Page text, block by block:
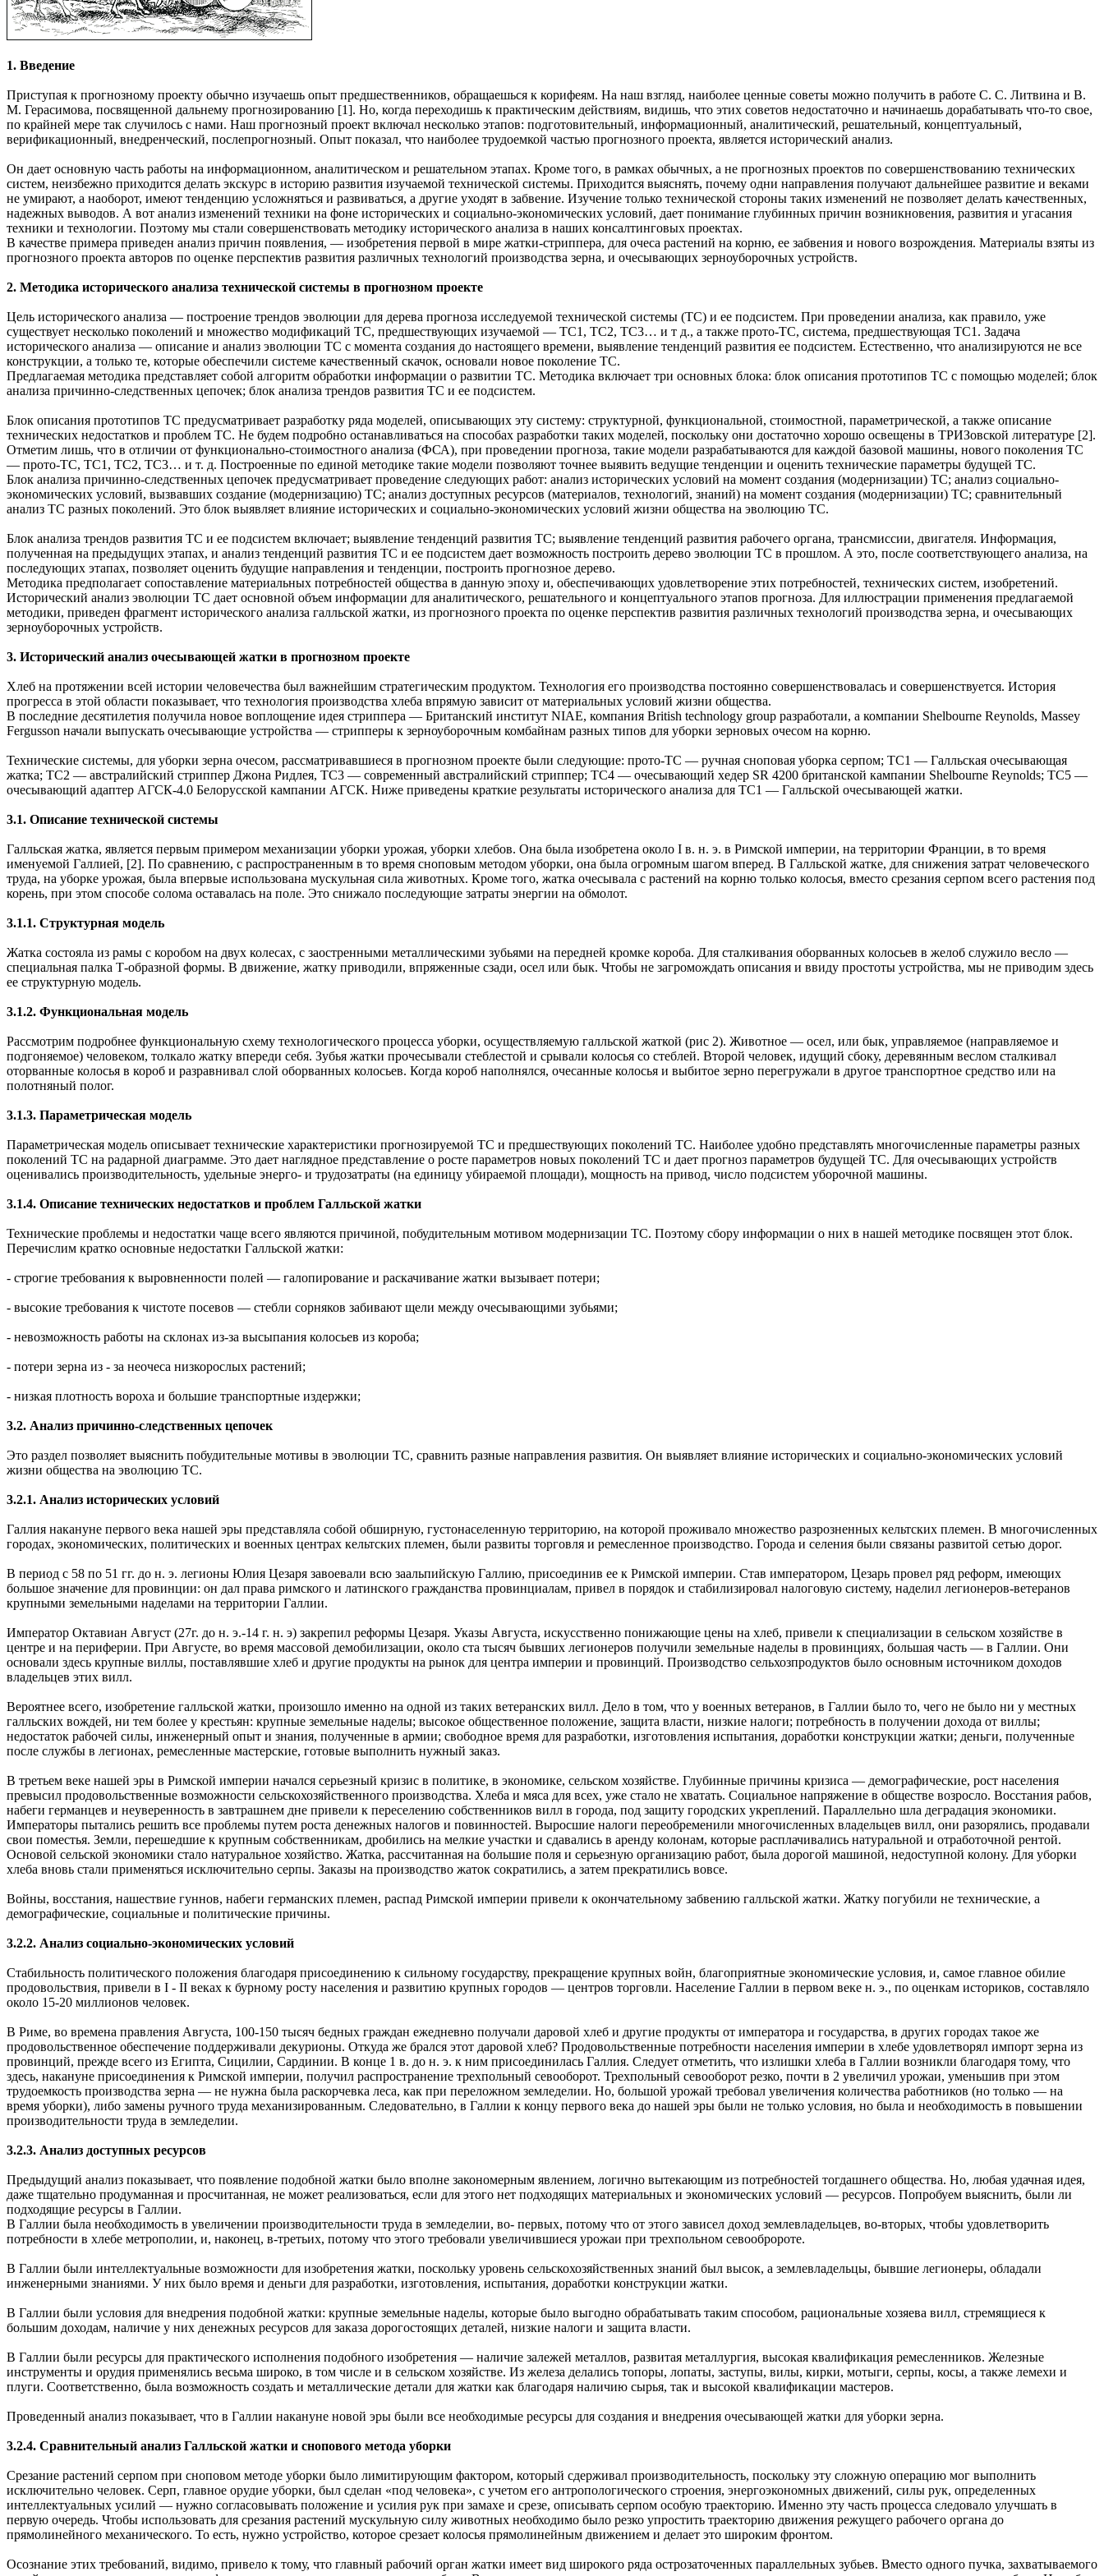
1. Введение
Приступая к прогнозному проекту обычно изучаешь опыт предшественников, обращаешься к корифеям. На наш взгляд, наиболее ценные советы можно получить в работе С. С. Литвина и В.
М. Герасимова, посвященной дальнему прогнозированию [1]. Но, когда переходишь к практическим действиям, видишь, что этих советов недостаточно и начинаешь дорабатывать что-то свое,
по крайней мере так случилось с нами. Наш прогнозный проект включал несколько этапов: подготовительный, информационный, аналитический, решательный, концептуальный,
верификационный, внедренческий, послепрогнозный. Опыт показал, что наиболее трудоемкой частью прогнозного проекта, является исторический анализ.
Он дает основную часть работы на информационном, аналитическом и решательном этапах. Кроме того, в рамках обычных, а не прогнозных проектов по совершенствованию технических
систем, неизбежно приходится делать экскурс в историю развития изучаемой технической системы. Приходится выяснять, почему одни направления получают дальнейшее развитие и веками
не умирают, а наоборот, имеют тенденцию усложняться и развиваться, а другие уходят в забвение. Изучение только технической стороны таких изменений не позволяет делать качественных,
надежных выводов. А вот анализ изменений техники на фоне исторических и социально-экономических условий, дает понимание глубинных причин возникновения, развития и угасания
техники и технологии. Поэтому мы стали совершенствовать методику исторического анализа в наших консалтинговых проектах.
В качестве примера приведен анализ причин появления, — изобретения первой в мире жатки-стриппера, для очеса растений на корню, ее забвения и нового возрождения. Материалы взяты из
прогнозного проекта авторов по оценке перспектив развития различных технологий производства зерна, и очесывающих зерноуборочных устройств.
2. Методика исторического анализа технической системы в прогнозном проекте
Цель исторического анализа — построение трендов эволюции для дерева прогноза исследуемой технической системы (ТС) и ее подсистем. При проведении анализа, как правило, уже
существует несколько поколений и множество модификаций ТС, предшествующих изучаемой — ТС1, ТС2, ТС3… и т д., а также прото-ТС, система, предшествующая ТС1. Задача
исторического анализа — описание и анализ эволюции ТС с момента создания до настоящего времени, выявление тенденций развития ее подсистем. Естественно, что анализируются не все
конструкции, а только те, которые обеспечили системе качественный скачок, основали новое поколение ТС.
Предлагаемая методика представляет собой алгоритм обработки информации о развитии ТС. Методика включает три основных блока: блок описания прототипов ТС с помощью моделей; блок
анализа причинно-следственных цепочек; блок анализа трендов развития ТС и ее подсистем.
Блок описания прототипов ТС предусматривает разработку ряда моделей, описывающих эту систему: структурной, функциональной, стоимостной, параметрической, а также описание
технических недостатков и проблем ТС. Не будем подробно останавливаться на способах разработки таких моделей, поскольку они достаточно хорошо освещены в ТРИЗовской литературе [2].
Отметим лишь, что в отличии от функционально-стоимостного анализа (ФСА), при проведении прогноза, такие модели разрабатываются для каждой базовой машины, нового поколения ТС
— прото-ТС, ТС1, ТС2, ТС3… и т. д. Построенные по единой методике такие модели позволяют точнее выявить ведущие тенденции и оценить технические параметры будущей ТС.
Блок анализа причинно-следственных цепочек предусматривает проведение следующих работ: анализ исторических условий на момент создания (модернизации) ТС; анализ социально-
экономических условий, вызвавших создание (модернизацию) ТС; анализ доступных ресурсов (материалов, технологий, знаний) на момент создания (модернизации) ТС; сравнительный
анализ ТС разных поколений. Это блок выявляет влияние исторических и социально-экономических условий жизни общества на эволюцию ТС.
Блок анализа трендов развития ТС и ее подсистем включает; выявление тенденций развития ТС; выявление тенденций развития рабочего органа, трансмиссии, двигателя. Информация,
полученная на предыдущих этапах, и анализ тенденций развития ТС и ее подсистем дает возможность построить дерево эволюции ТС в прошлом. А это, после соответствующего анализа, на
последующих этапах, позволяет оценить будущие направления и тенденции, построить прогнозное дерево.
Методика предполагает сопоставление материальных потребностей общества в данную эпоху и, обеспечивающих удовлетворение этих потребностей, технических систем, изобретений.
Исторический анализ эволюции ТС дает основной объем информации для аналитического, решательного и концептуального этапов прогноза. Для иллюстрации применения предлагаемой
методики, приведен фрагмент исторического анализа галльской жатки, из прогнозного проекта по оценке перспектив развития различных технологий производства зерна, и очесывающих
зерноуборочных устройств.
3. Исторический анализ очесывающей жатки в прогнозном проекте
Хлеб на протяжении всей истории человечества был важнейшим стратегическим продуктом. Технология его производства постоянно совершенствовалась и совершенствуется. История
прогресса в этой области показывает, что технология производства хлеба впрямую зависит от материальных условий жизни общества.
В последние десятилетия получила новое воплощение идея стриппера — Британский институт NIAE, компания British technology group разработали, а компании Shelbourne Reynolds, Massey
Fergusson начали выпускать очесывающие устройства — стрипперы к зерноуборочным комбайнам разных типов для уборки зерновых очесом на корню.
Технические системы, для уборки зерна очесом, рассматривавшиеся в прогнозном проекте были следующие: прото-ТС — ручная сноповая уборка серпом; ТС1 — Галльская очесывающая
жатка; ТС2 — австралийский стриппер Джона Ридлея, ТС3 — современный австралийский стриппер; ТС4 — очесывающий хедер SR 4200 британской кампании Shelbourne Reynolds; ТС5 —
очесывающий адаптер АГСК-4.0 Белорусской кампании АГСК. Ниже приведены краткие результаты исторического анализа для ТС1 — Галльской очесывающей жатки.
3.1. Описание технической системы
Галльская жатка, является первым примером механизации уборки урожая, уборки хлебов. Она была изобретена около I в. н. э. в Римской империи, на территории Франции, в то время
именуемой Галлией, [2]. По сравнению, с распространенным в то время сноповым методом уборки, она была огромным шагом вперед. В Галльской жатке, для снижения затрат человеческого
труда, на уборке урожая, была впервые использована мускульная сила животных. Кроме того, жатка очесывала с растений на корню только колосья, вместо срезания серпом всего растения под
корень, при этом способе солома оставалась на поле. Это снижало последующие затраты энергии на обмолот.
3.1.1. Структурная модель
Жатка состояла из рамы с коробом на двух колесах, с заостренными металлическими зубьями на передней кромке короба. Для сталкивания оборванных колосьев в желоб служило весло —
специальная палка Т-образной формы. В движение, жатку приводили, впряженные сзади, осел или бык. Чтобы не загромождать описания и ввиду простоты устройства, мы не приводим здесь
ее структурную модель.
3.1.2. Функциональная модель
Рассмотрим подробнее функциональную схему технологического процесса уборки, осуществляемую галльской жаткой (рис 2). Животное — осел, или бык, управляемое (направляемое и
подгоняемое) человеком, толкало жатку впереди себя. Зубья жатки прочесывали стеблестой и срывали колосья со стеблей. Второй человек, идущий сбоку, деревянным веслом сталкивал
оторванные колосья в короб и разравнивал слой оборванных колосьев. Когда короб наполнялся, очесанные колосья и выбитое зерно перегружали в другое транспортное средство или на
полотняный полог.
3.1.3. Параметрическая модель
Параметрическая модель описывает технические характеристики прогнозируемой ТС и предшествующих поколений ТС. Наиболее удобно представлять многочисленные параметры разных
поколений ТС на радарной диаграмме. Это дает наглядное представление о росте параметров новых поколений ТС и дает прогноз параметров будущей ТС. Для очесывающих устройств
оценивались производительность, удельные энерго- и трудозатраты (на единицу убираемой площади), мощность на привод, число подсистем уборочной машины.
3.1.4. Описание технических недостатков и проблем Галльской жатки
Технические проблемы и недостатки чаще всего являются причиной, побудительным мотивом модернизации ТС. Поэтому сбору информации о них в нашей методике посвящен этот блок.
Перечислим кратко основные недостатки Галльской жатки:
- строгие требования к выровненности полей — галопирование и раскачивание жатки вызывает потери;
- высокие требования к чистоте посевов — стебли сорняков забивают щели между очесывающими зубьями;
- невозможность работы на склонах из-за высыпания колосьев из короба;
- потери зерна из - за неочеса низкорослых растений;
- низкая плотность вороха и большие транспортные издержки;
3.2. Анализ причинно-следственных цепочек
Это раздел позволяет выяснить побудительные мотивы в эволюции ТС, сравнить разные направления развития. Он выявляет влияние исторических и социально-экономических условий
жизни общества на эволюцию ТС.
3.2.1. Анализ исторических условий
Галлия накануне первого века нашей эры представляла собой обширную, густонаселенную территорию, на которой проживало множество разрозненных кельтских племен. В многочисленных
городах, экономических, политических и военных центрах кельтских племен, были развиты торговля и ремесленное производство. Города и селения были связаны развитой сетью дорог.
В период с 58 по 51 гг. до н. э. легионы Юлия Цезаря завоевали всю заальпийскую Галлию, присоединив ее к Римской империи. Став императором, Цезарь провел ряд реформ, имеющих
большое значение для провинции: он дал права римского и латинского гражданства провинциалам, привел в порядок и стабилизировал налоговую систему, наделил легионеров-ветеранов
крупными земельными наделами на территории Галлии.
Император Октавиан Август (27г. до н. э.-14 г. н. э) закрепил реформы Цезаря. Указы Августа, искусственно понижающие цены на хлеб, привели к специализации в сельском хозяйстве в
центре и на периферии. При Августе, во время массовой демобилизации, около ста тысяч бывших легионеров получили земельные наделы в провинциях, большая часть — в Галлии. Они
основали здесь крупные виллы, поставлявшие хлеб и другие продукты на рынок для центра империи и провинций. Производство сельхозпродуктов было основным источником доходов
владельцев этих вилл.
Вероятнее всего, изобретение галльской жатки, произошло именно на одной из таких ветеранских вилл. Дело в том, что у военных ветеранов, в Галлии было то, чего не было ни у местных
галльских вождей, ни тем более у крестьян: крупные земельные наделы; высокое общественное положение, защита власти, низкие налоги; потребность в получении дохода от виллы;
недостаток рабочей силы, инженерный опыт и знания, полученные в армии; свободное время для разработки, изготовления испытания, доработки конструкции жатки; деньги, полученные
после службы в легионах, ремесленные мастерские, готовые выполнить нужный заказ.
В третьем веке нашей эры в Римской империи начался серьезный кризис в политике, в экономике, сельском хозяйстве. Глубинные причины кризиса — демографические, рост населения
превысил продовольственные возможности сельскохозяйственного производства. Хлеба и мяса для всех, уже стало не хватать. Социальное напряжение в обществе возросло. Восстания рабов,
набеги германцев и неуверенность в завтрашнем дне привели к переселению собственников вилл в города, под защиту городских укреплений. Параллельно шла деградация экономики.
Императоры пытались решить все проблемы путем роста денежных налогов и повинностей. Выросшие налоги переобременили многочисленных владельцев вилл, они разорялись, продавали
свои поместья. Земли, перешедшие к крупным собственникам, дробились на мелкие участки и сдавались в аренду колонам, которые расплачивались натуральной и отработочной рентой.
Основой сельской экономики стало натуральное хозяйство. Жатка, рассчитанная на большие поля и серьезную организацию работ, была дорогой машиной, недоступной колону. Для уборки
хлеба вновь стали применяться исключительно серпы. Заказы на производство жаток сократились, а затем прекратились вовсе.
Войны, восстания, нашествие гуннов, набеги германских племен, распад Римской империи привели к окончательному забвению галльской жатки. Жатку погубили не технические, а
демографические, социальные и политические причины.
3.2.2. Анализ социально-экономических условий
Стабильность политического положения благодаря присоединению к сильному государству, прекращение крупных войн, благоприятные экономические условия, и, самое главное обилие
продовольствия, привели в I - II веках к бурному росту населения и развитию крупных городов — центров торговли. Население Галлии в первом веке н. э., по оценкам историков, составляло
около 15-20 миллионов человек.
В Риме, во времена правления Августа, 100-150 тысяч бедных граждан ежедневно получали даровой хлеб и другие продукты от императора и государства, в других городах такое же
продовольственное обеспечение поддерживали декурионы. Откуда же брался этот даровой хлеб? Продовольственные потребности населения империи в хлебе удовлетворял импорт зерна из
провинций, прежде всего из Египта, Сицилии, Сардинии. В конце 1 в. до н. э. к ним присоединилась Галлия. Следует отметить, что излишки хлеба в Галлии возникли благодаря тому, что
здесь, накануне присоединения к Римской империи, получил распространение трехпольный севооборот. Трехпольный севооборот резко, почти в 2 увеличил урожаи, уменьшив при этом
трудоемкость производства зерна — не нужна была раскорчевка леса, как при переложном земледелии. Но, большой урожай требовал увеличения количества работников (но только — на
время уборки), либо замены ручного труда механизированным. Следовательно, в Галлии к концу первого века до нашей эры были не только условия, но была и необходимость в повышении
производительности труда в земледелии.
3.2.3. Анализ доступных ресурсов
Предыдущий анализ показывает, что появление подобной жатки было вполне закономерным явлением, логично вытекающим из потребностей тогдашнего общества. Но, любая удачная идея,
даже тщательно продуманная и просчитанная, не может реализоваться, если для этого нет подходящих материальных и экономических условий — ресурсов. Попробуем выяснить, были ли
подходящие ресурсы в Галлии.
В Галлии была необходимость в увеличении производительности труда в земледелии, во- первых, потому что от этого зависел доход землевладельцев, во-вторых, чтобы удовлетворить
потребности в хлебе метрополии, и, наконец, в-третьих, потому что этого требовали увеличившиеся урожаи при трехпольном севообророте.
В Галлии были интеллектуальные возможности для изобретения жатки, поскольку уровень сельскохозяйственных знаний был высок, а землевладельцы, бывшие легионеры, обладали
инженерными знаниями. У них было время и деньги для разработки, изготовления, испытания, доработки конструкции жатки.
В Галлии были условия для внедрения подобной жатки: крупные земельные наделы, которые было выгодно обрабатывать таким способом, рациональные хозяева вилл, стремящиеся к
большим доходам, наличие у них денежных ресурсов для заказа дорогостоящих деталей, низкие налоги и защита власти.
В Галлии были ресурсы для практического исполнения подобного изобретения — наличие залежей металлов, развитая металлургия, высокая квалификация ремесленников. Железные
инструменты и орудия применялись весьма широко, в том числе и в сельском хозяйстве. Из железа делались топоры, лопаты, заступы, вилы, кирки, мотыги, серпы, косы, а также лемехи и
плуги. Соответственно, была возможность создать и металлические детали для жатки как благодаря наличию сырья, так и высокой квалификации мастеров.
Проведенный анализ показывает, что в Галлии накануне новой эры были все необходимые ресурсы для создания и внедрения очесывающей жатки для уборки зерна.
3.2.4. Сравнительный анализ Галльской жатки и снопового метода уборки
Срезание растений серпом при сноповом методе уборки было лимитирующим фактором, который сдерживал производительность, поскольку эту сложную операцию мог выполнить
исключительно человек. Серп, главное орудие уборки, был сделан «под человека», с учетом его антропологического строения, энергоэкономных движений, силы рук, определенных
интеллектуальных усилий — нужно согласовывать положение и усилия рук при замахе и срезе, описывать серпом особую траекторию. Именно эту часть процесса следовало улучшать в
первую очередь. Чтобы использовать для срезания растений мускульную силу животных необходимо было резко упростить траекторию движения режущего рабочего органа до
прямолинейного механического. То есть, нужно устройство, которое срезает колосья прямолинейным движением и делает это широким фронтом.
Осознание этих требований, видимо, привело к тому, что главный рабочий орган жатки имеет вид широкого ряда острозаточенных параллельных зубьев. Вместо одного пучка, захватываемого